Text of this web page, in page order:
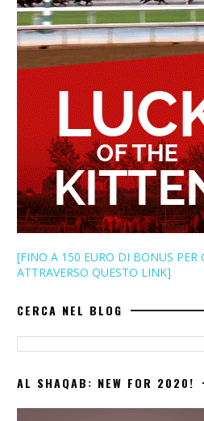
[FINO A 150 EURO DI BONUS PER
ATTRAVERSO QUESTO LINK]
CERCA NEL BLOG
AL SHAQAB: NEW FOR 2020!